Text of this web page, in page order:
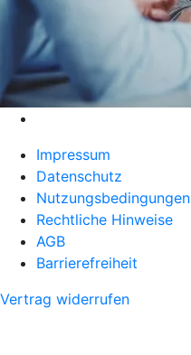
Impressum
Datenschutz
Nutzungsbedingungen
Rechtliche Hinweise
AGB
Barrierefreiheit
Vertrag widerrufen